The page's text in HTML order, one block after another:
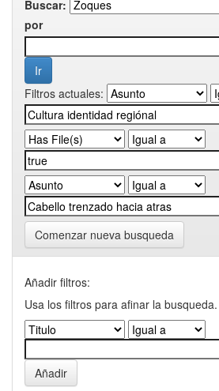
Buscar:
por
Filtros actuales:
Comenzar nueva busqueda
Añadir filtros:
Usa los filtros para afinar la busqueda.